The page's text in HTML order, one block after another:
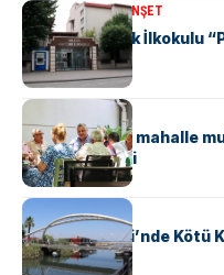
KENT GÜNDEMIMANŞET
Yalova Atatürk İlkokulu
KENT GÜNDEMI
Başkan Gürel, mahalle
bir araya geldi
KENT GÜNDEMI
Safran Deresi’nde Kötü